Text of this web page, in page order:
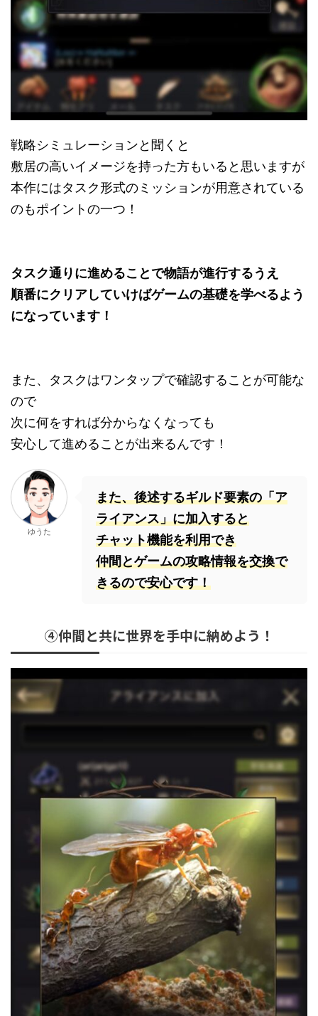
戦略シミュレーションと聞くと
敷居の高いイメージを持った方もいると思いますが
本作にはタスク形式のミッションが用意されている
のもポイントの一つ！
タスク通りに進めることで物語が進行するうえ
順番にクリアしていけばゲームの基礎を学べるよう
になっています！
また、タスクはワンタップで確認することが可能な
ので
次に何をすれば分からなくなっても
安心して進めることが出来るんです！
ゆうた
また、後述するギルド要素の「ア
ライアンス」に加入すると
チャット機能を利用でき
仲間とゲームの攻略情報を交換で
きるので安心です！
④仲間と共に世界を手中に納めよう！